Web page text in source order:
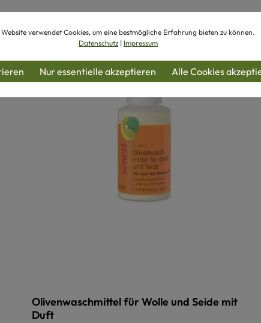
Olivenwaschmittel für Wolle und Seide mit
Duft
Website verwendet Cookies, um eine bestmögliche Erfahrung bieten zu können.
Datenschutz | Impressum
Nur essentielle akzeptieren Alle Cookies